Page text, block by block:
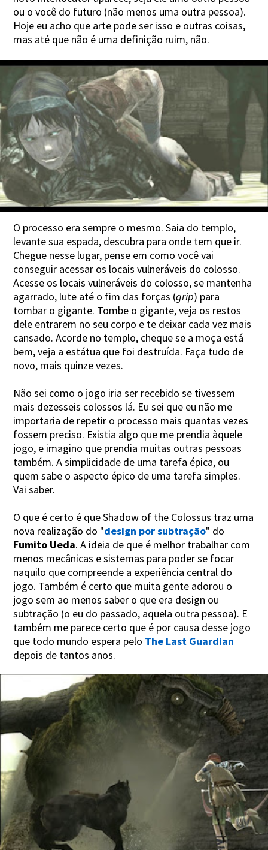
ou o você do futuro (não menos uma outra pessoa).
Hoje eu acho que arte pode ser isso e outras coisas,
mas até que não é uma definição ruim, não.
O processo era sempre o mesmo. Saia do templo,
levante sua espada, descubra para onde tem que ir.
Chegue nesse lugar, pense em como você vai
conseguir acessar os locais vulneráveis do colosso.
Acesse os locais vulneráveis do colosso, se mantenha
agarrado, lute até o fim das forças (grip) para
tombar o gigante. Tombe o gigante, veja os restos
dele entrarem no seu corpo e te deixar cada vez mais
cansado. Acorde no templo, cheque se a moça está
bem, veja a estátua que foi destruída. Faça tudo de
novo, mais quinze vezes.
Não sei como o jogo iria ser recebido se tivessem
mais dezesseis colossos lá. Eu sei que eu não me
importaria de repetir o processo mais quantas vezes
fossem preciso. Existia algo que me prendia àquele
jogo, e imagino que prendia muitas outras pessoas
também. A simplicidade de uma tarefa épica, ou
quem sabe o aspecto épico de uma tarefa simples.
Vai saber.
O que é certo é que Shadow of the Colossus traz uma
nova realização do "design por subtração" do
Fumito Ueda. A ideia de que é melhor trabalhar com
menos mecânicas e sistemas para poder se focar
naquilo que compreende a experiência central do
jogo. Também é certo que muita gente adorou o
jogo sem ao menos saber o que era design ou
subtração (o eu do passado, aquela outra pessoa). E
também me parece certo que é por causa desse jogo
que todo mundo espera pelo The Last Guardian
depois de tantos anos.